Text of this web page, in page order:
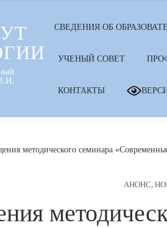
СВЕДЕНИЯ ОБ
УЧЕНЫЙ СОВЕТ
КОНТАКТЫ
методического семинара
АНОНС,